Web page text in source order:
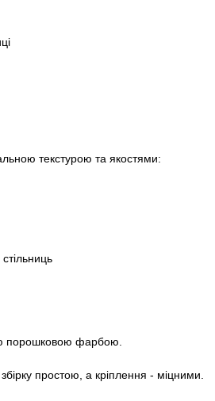
текстурою та якостями:
порошковою фарбою.
простою, а кріплення - міцними.